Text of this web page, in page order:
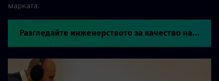
марката.
Разгледайте инженерството за качество на звука